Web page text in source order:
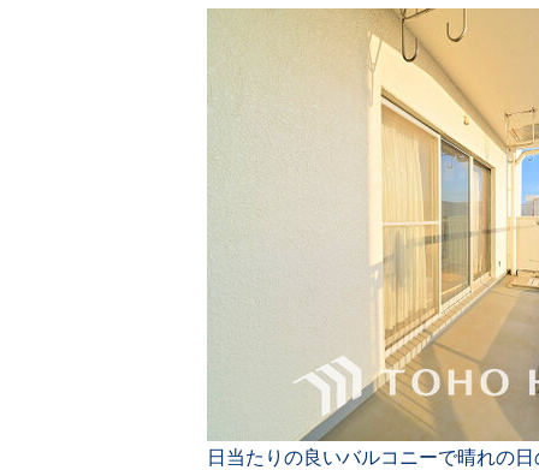
日当たりの良いバルコニーで晴れの